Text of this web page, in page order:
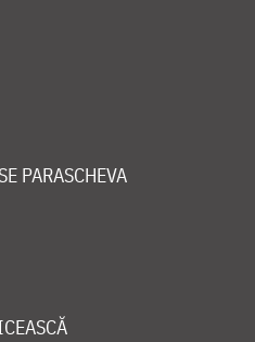
PARASCHEVA